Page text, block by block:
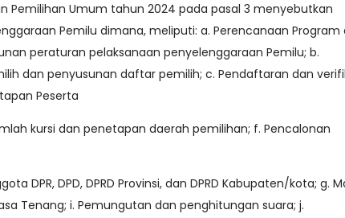
Pemilihan Umum tahun 2024 pada pasal 3 menyebutkan
Pemilu dimana, meliputi: a. Perencanaan Program
peraturan pelaksanaan penyelenggaraan Pemilu; b.
dan penyusunan daftar pemilih; c. Pendaftaran dan
Peserta
kursi dan penetapan daerah pemilihan; f. Pencalonan
DPR, DPD, DPRD Provinsi, dan DPRD Kabupaten/kota; g.
Tenang; i. Pemungutan dan penghitungan suara; j.